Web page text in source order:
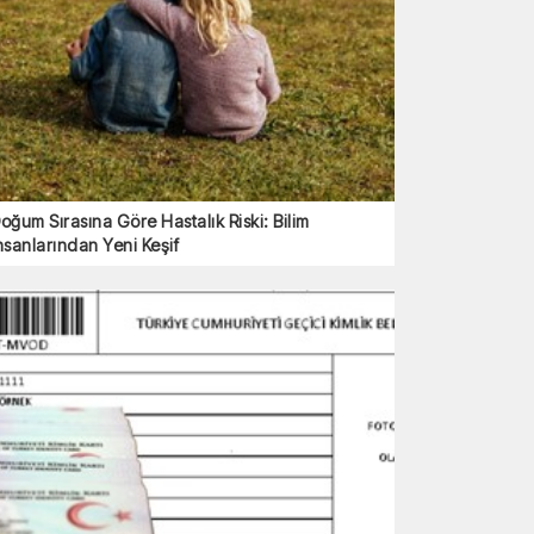
Sırasına Göre Hastalık Riski: Bilim
Yeni Keşif